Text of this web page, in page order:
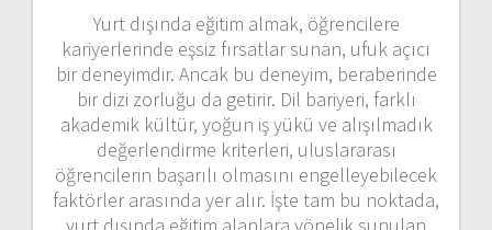
Yurt dışında eğitim almak, öğrencilere
kariyerlerinde eşsiz fırsatlar sunan, ufuk açıcı
bir deneyimdir. Ancak bu deneyim, beraberinde
bir dizi zorluğu da getirir. Dil bariyeri, farklı
akademik kültür, yoğun iş yükü ve alışılmadık
değerlendirme kriterleri, uluslararası
öğrencilerin başarılı olmasını engelleyebilecek
faktörler arasında yer alır. İşte tam bu noktada,
yurt dışında eğitim alanlara yönelik sunulan